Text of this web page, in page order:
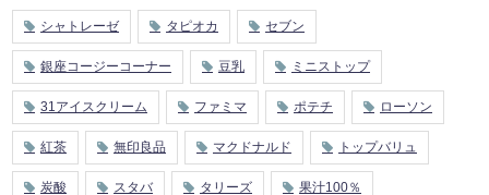
シャトレーゼ タピオカ セブン
銀座コージーコーナー 豆乳 ミニストップ
31アイスクリーム ファミマ ポテチ ローソン
紅茶 無印良品 マクドナルド トップバリュ
炭酸 スタバ タリーズ 果汁100％